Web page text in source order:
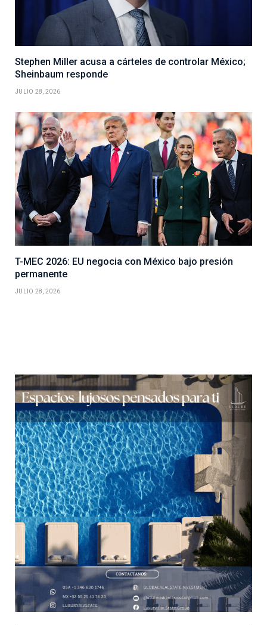
Stephen Miller acusa a cárteles de controlar México;
Sheinbaum responde
JULIO 28, 2026
T-MEC 2026: EU negocia con México bajo presión
permanente
JULIO 28, 2026